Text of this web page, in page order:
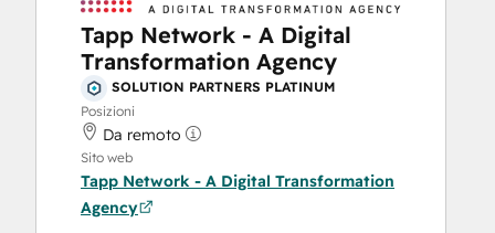
Tapp Network - A Digital
Transformation Agency
SOLUTION PARTNERS PLATINUM
Posizioni
Da remoto
Sito web
Tapp Network - A Digital Transformation
Agency